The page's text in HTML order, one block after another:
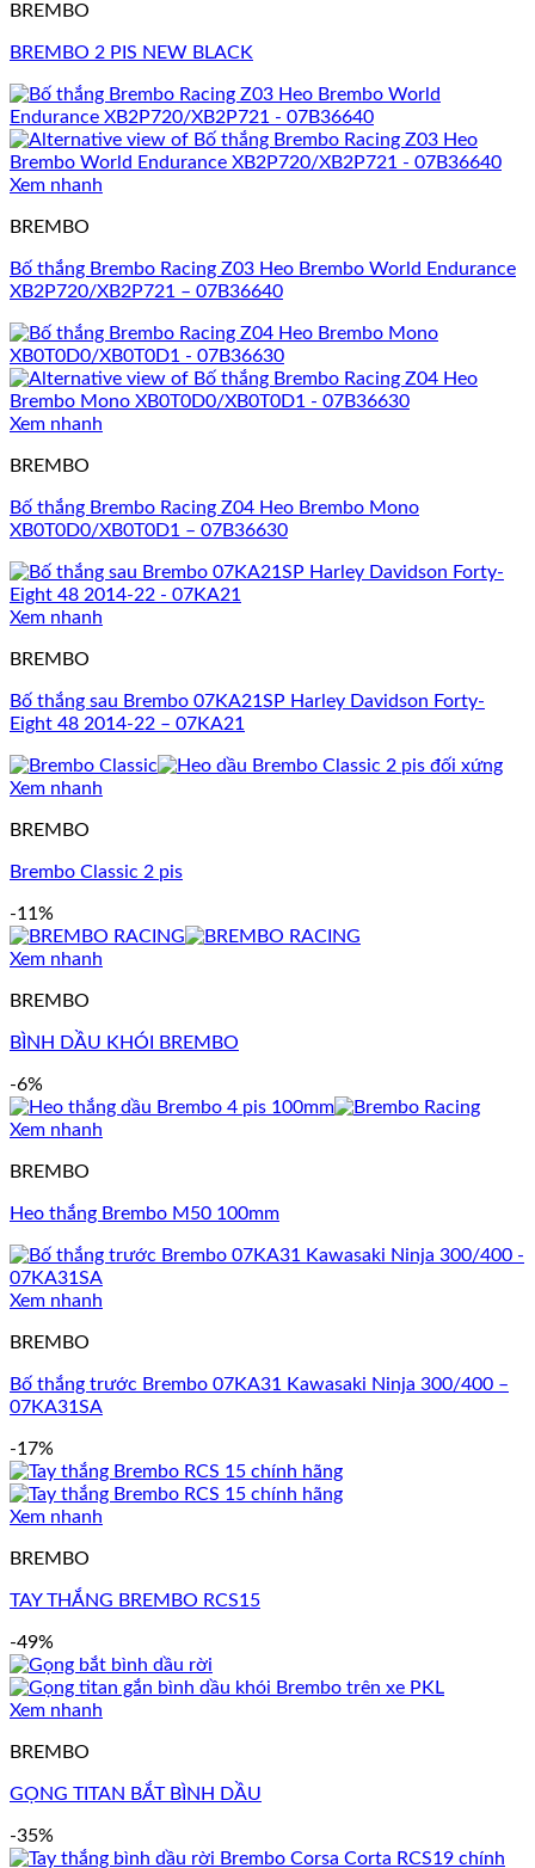
BREMBO
BREMBO 2 PIS NEW BLACK
Xem nhanh
BREMBO
Bố thắng Brembo Racing Z03 Heo Brembo World Endurance
XB2P720/XB2P721 – 07B36640
Xem nhanh
BREMBO
Bố thắng Brembo Racing Z04 Heo Brembo Mono
XB0T0D0/XB0T0D1 – 07B36630
Xem nhanh
BREMBO
Bố thắng sau Brembo 07KA21SP Harley Davidson Forty-
Eight 48 2014-22 – 07KA21
Xem nhanh
BREMBO
Brembo Classic 2 pis
-11%
Xem nhanh
BREMBO
BÌNH DẦU KHÓI BREMBO
-6%
Xem nhanh
BREMBO
Heo thắng Brembo M50 100mm
Xem nhanh
BREMBO
Bố thắng trước Brembo 07KA31 Kawasaki Ninja 300/400 –
07KA31SA
-17%
Xem nhanh
BREMBO
TAY THẮNG BREMBO RCS15
-49%
Xem nhanh
BREMBO
GỌNG TITAN BẮT BÌNH DẦU
-35%